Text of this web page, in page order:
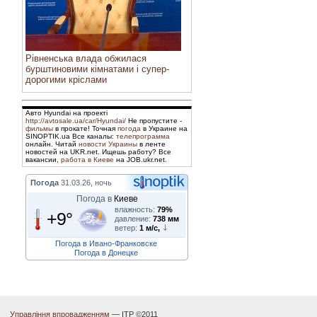
Рівненська влада обжилася
бурштиновими кімнатами і супер-
дорогими кріслами
Авто Hyundai на проекті
http://avtosale.ua/car/Hyundai/ Не пропустите -
фильмы в прокате! Точная погода в Украине на
SINOPTIK.ua Все каналы: телепрограмма
онлайн. Читай новости Украины в ленте
новостей на UKR.net. Ищешь работу? Все
вакансии, работа в Киеве на JOB.ukr.net.
Погода 31.03.26, ночь
Погода в Киеве
+9° влажность: 79%
давление: 738 мм
ветер: 1 м/с,
Погода в Ивано-Франковске
Погода в Донецке
Управління впровадженням — ІТР ©2011